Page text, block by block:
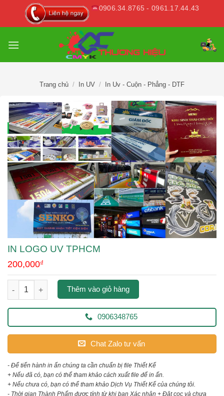
0906.34.8765 - 0961.17.44.43
Trang chủ / In UV / In Uv - Cuộn - Phẳng - DTF
IN LOGO UV TPHCM
200,000₫
in logo uv tphcm số lượngThêm vào giỏ hàng
0906348765
Chat Zalo tư vấn
- Để tiến hành in ấn chúng ta cần chuẩn bị file Thiết Kế
+ Nếu đã có, bạn có thể tham khảo cách xuất file để in ấn.
+ Nếu chưa có, bạn có thể tham khảo Dịch Vụ Thiết Kế của chúng tôi.
- Thời gian Thành Phẩm được tính từ khi bạn Xác nhận + Đặt cọc và chưa